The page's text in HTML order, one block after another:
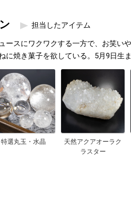
担当したアイテム
ースにワクワクする一方で、お笑い
に焼き菓子を欲している。5月9日生
特選丸玉・水晶
天然アクアオーラク
ラスター